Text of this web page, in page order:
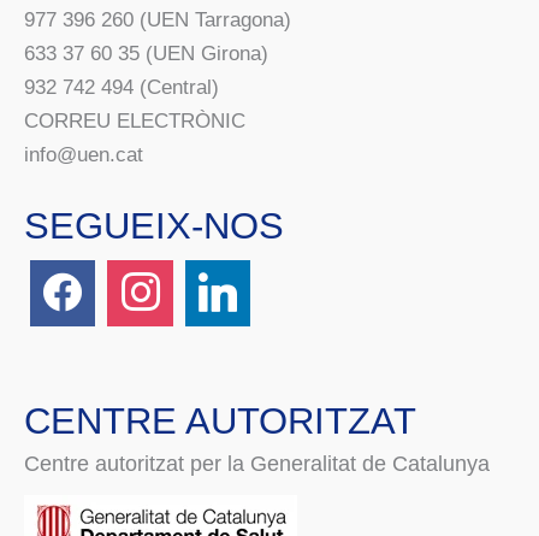
977 396 260 (UEN Tarragona)
633 37 60 35 (UEN Girona)
932 742 494 (Central)
CORREU ELECTRÒNIC
info@uen.cat
SEGUEIX-NOS
CENTRE AUTORITZAT
Centre autoritzat per la Generalitat de Catalunya